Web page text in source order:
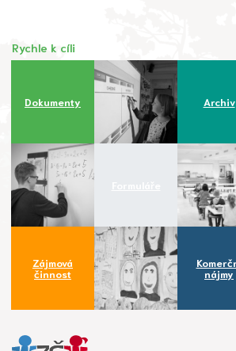
Rychle k cíli
Dokumenty Archiv
Zájmová
činnost
nájmy